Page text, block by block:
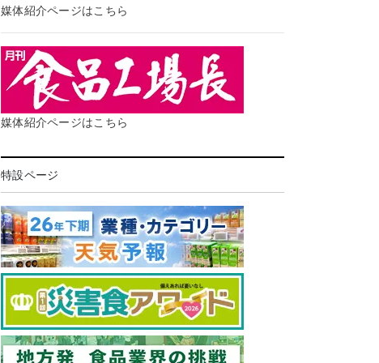
媒体紹介ページはこちら
媒体紹介ページはこちら
特設ページ